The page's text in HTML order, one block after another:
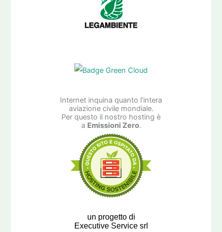
Internet inquina quanto l’intera
aviazione civile mondiale.
Per questo il nostro hosting è
a Emissioni Zero.
un progetto di
Executive Service srl